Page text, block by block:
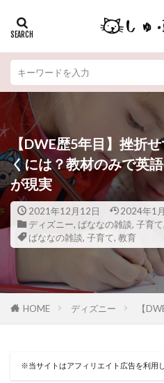
【DWE歴5年目】挫折
くには？教材のみで英
が現実
2021年12月12日
2024年1
ディズニー, ばななの雑談, 子育て,
ばななの雑談, 子育て, 教育
HOME ディズニー 【
※当サイトはアフィリエイト広告を利用